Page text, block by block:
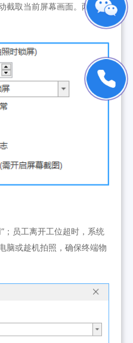
截取当前屏幕画面。两者比
；员工离开工位超时，系统
脑或趁机拍照，确保终端物